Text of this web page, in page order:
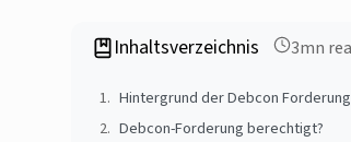
Inhaltsverzeichnis 3mn
Hintergrund der Debcon
Debcon-Forderung berechtigt?